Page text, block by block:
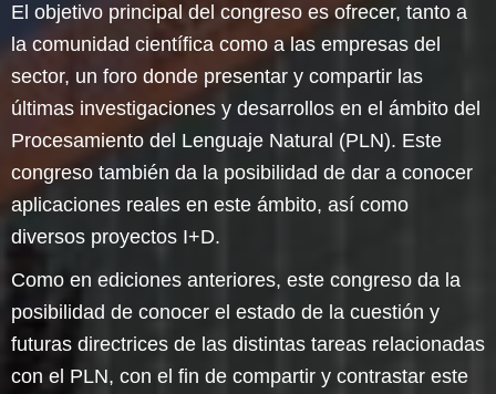
El objetivo principal del congreso es ofrecer, tanto a
la comunidad científica como a las empresas del
sector, un foro donde presentar y compartir las
últimas investigaciones y desarrollos en el ámbito del
Procesamiento del Lenguaje Natural (PLN). Este
congreso también da la posibilidad de dar a conocer
aplicaciones reales en este ámbito, así como
diversos proyectos I+D.
Como en ediciones anteriores, este congreso da la
posibilidad de conocer el estado de la cuestión y
futuras directrices de las distintas tareas relacionadas
con el PLN, con el fin de compartir y contrastar este